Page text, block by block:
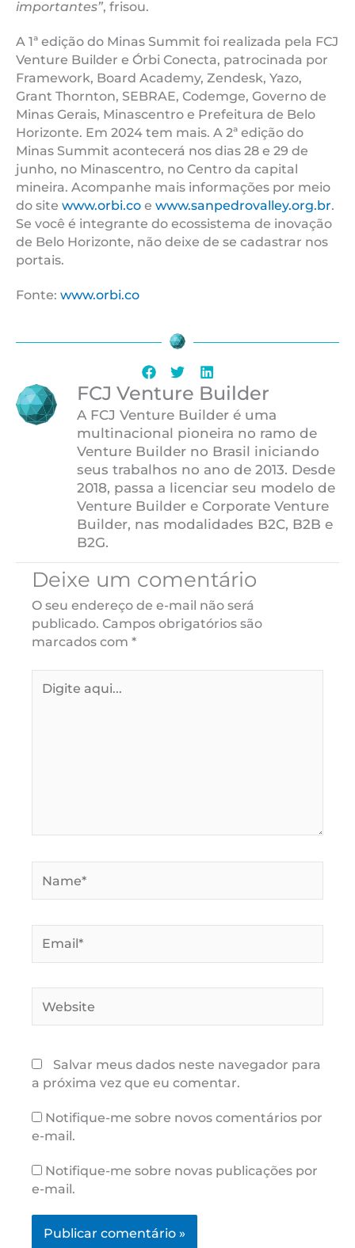
importantes”, frisou.
A 1ª edição do Minas Summit foi realizada pela FCJ
Venture Builder e Órbi Conecta, patrocinada por
Framework, Board Academy, Zendesk, Yazo,
Grant Thornton, SEBRAE, Codemge, Governo de
Minas Gerais, Minascentro e Prefeitura de Belo
Horizonte. Em 2024 tem mais. A 2ª edição do
Minas Summit acontecerá nos dias 28 e 29 de
junho, no Minascentro, no Centro da capital
mineira. Acompanhe mais informações por meio
do site www.orbi.co e www.sanpedrovalley.org.br.
Se você é integrante do ecossistema de inovação
de Belo Horizonte, não deixe de se cadastrar nos
portais.
Fonte: www.orbi.co
FCJ Venture Builder
A FCJ Venture Builder é uma
multinacional pioneira no ramo de
Venture Builder no Brasil iniciando
seus trabalhos no ano de 2013. Desde
2018, passa a licenciar seu modelo de
Venture Builder e Corporate Venture
Builder, nas modalidades B2C, B2B e
B2G.
Deixe um comentário
O seu endereço de e-mail não será
publicado. Campos obrigatórios são
marcados com *
aqui...
Salvar meus dados neste navegador para
a próxima vez que eu comentar.
Notifique-me sobre novos comentários por
e-mail.
Notifique-me sobre novas publicações por
e-mail.